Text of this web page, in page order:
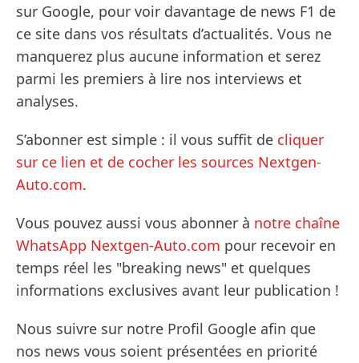
sur Google, pour voir davantage de news F1 de
ce site dans vos résultats d’actualités. Vous ne
manquerez plus aucune information et serez
parmi les premiers à lire nos interviews et
analyses.
S’abonner est simple : il vous suffit de cliquer
sur ce lien et de cocher les sources Nextgen-
Auto.com.
Vous pouvez aussi vous abonner à notre chaîne
WhatsApp Nextgen-Auto.com pour recevoir en
temps réel les "breaking news" et quelques
informations exclusives avant leur publication !
Nous suivre sur notre Profil Google afin que
nos news vous soient présentées en priorité